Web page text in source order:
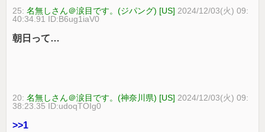
25:名無しさん＠涙目です。(ジパング) [US] 2024/12/03(火) 09:
40:34.91 ID:B6ug1iaV0
朝日って…
20:名無しさん＠涙目です。(神奈川県) [US] 2024/12/03(火) 09:
38:23.35 ID:udoqTOIg0
>>1